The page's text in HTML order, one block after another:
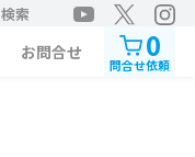
索
お問合せ 0
問合せ依頼